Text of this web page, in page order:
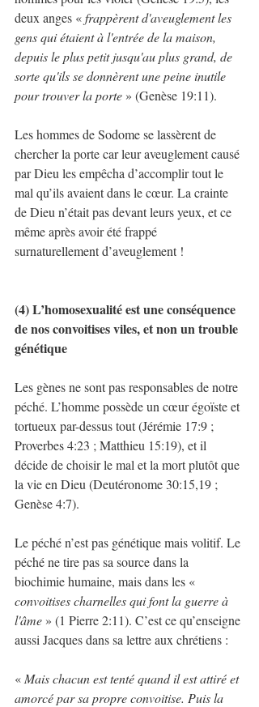
deux anges « frappèrent d'aveuglement les
gens qui étaient à l'entrée de la maison,
depuis le plus petit jusqu'au plus grand, de
sorte qu'ils se donnèrent une peine inutile
pour trouver la porte » (Genèse 19:11).
Les hommes de Sodome se lassèrent de
chercher la porte car leur aveuglement causé
par Dieu les empêcha d’accomplir tout le
mal qu’ils avaient dans le cœur. La crainte
de Dieu n’était pas devant leurs yeux, et ce
même après avoir été frappé
surnaturellement d’aveuglement !
(4) L’homosexualité est une conséquence
de nos convoitises viles, et non un trouble
génétique
Les gènes ne sont pas responsables de notre
péché. L’homme possède un cœur égoïste et
tortueux par-dessus tout (Jérémie 17:9 ;
Proverbes 4:23 ; Matthieu 15:19), et il
décide de choisir le mal et la mort plutôt que
la vie en Dieu (Deutéronome 30:15,19 ;
Genèse 4:7).
Le péché n’est pas génétique mais volitif. Le
péché ne tire pas sa source dans la
biochimie humaine, mais dans les «
convoitises charnelles qui font la guerre à
l'âme » (1 Pierre 2:11). C’est ce qu’enseigne
aussi Jacques dans sa lettre aux chrétiens :
« Mais chacun est tenté quand il est attiré et
amorcé par sa propre convoitise. Puis la